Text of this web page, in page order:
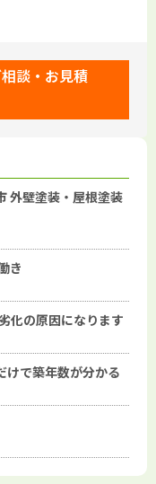
談・お見積
外壁塗装・屋根塗装
き
化の原因になります
けで築年数が分かる